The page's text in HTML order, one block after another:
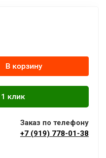
В корзину
Заказ по телефону
+7 (919) 778-01-38